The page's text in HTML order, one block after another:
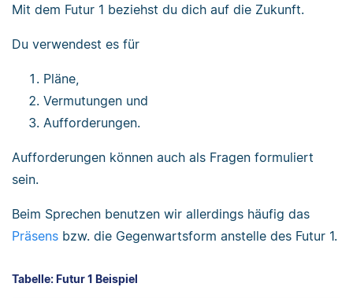
Mit dem Futur 1 beziehst du dich auf die Zukunft.
Du verwendest es für
Pläne,
Vermutungen und
Aufforderungen.
Aufforderungen können auch als Fragen formuliert
sein.
Beim Sprechen benutzen wir allerdings häufig das
Präsens bzw. die Gegenwartsform anstelle des Futur 1.
Tabelle: Futur 1 Beispiel